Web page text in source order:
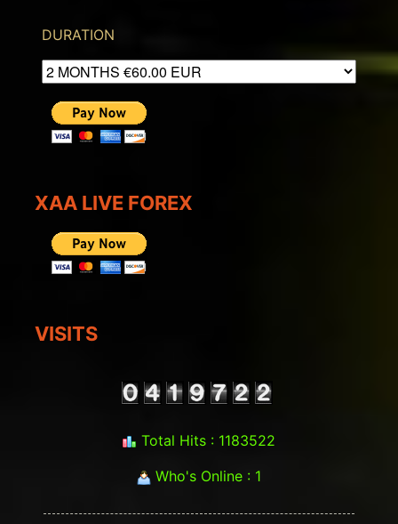
DURATION
XAA LIVE FOREX
VISITS
Total Hits : 1183522
Who's Online : 1